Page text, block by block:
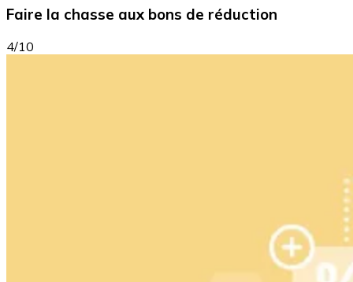
Faire la chasse aux bons de réduction
4/10